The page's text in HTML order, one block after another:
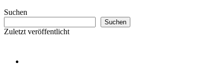
Suchen
Suchen
Zuletzt veröffentlicht